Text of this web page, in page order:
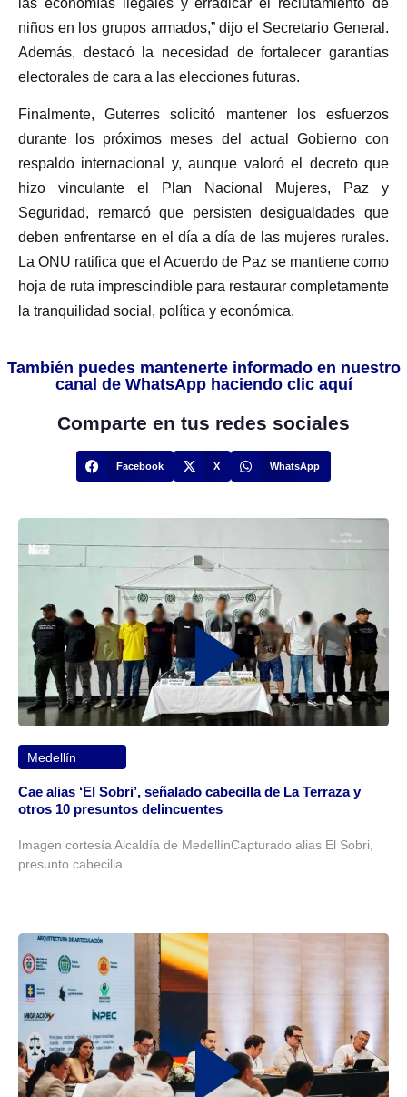
niños en los grupos armados,” dijo el Secretario General.
Además, destacó la necesidad de fortalecer garantías
electorales de cara a las elecciones futuras.
Finalmente, Guterres solicitó mantener los esfuerzos
durante los próximos meses del actual Gobierno con
respaldo internacional y, aunque valoró el decreto que
hizo vinculante el Plan Nacional Mujeres, Paz y
Seguridad, remarcó que persisten desigualdades que
deben enfrentarse en el día a día de las mujeres rurales.
La ONU ratifica que el Acuerdo de Paz se mantiene como
hoja de ruta imprescindible para restaurar completamente
la tranquilidad social, política y económica.
También puedes mantenerte informado en nuestro
canal de WhatsApp haciendo clic aquí
Comparte en tus redes sociales
Facebook X WhatsApp
Medellín
Cae alias ‘El Sobri’, señalado cabecilla de La Terraza y
otros 10 presuntos delincuentes
Imagen cortesía Alcaldía de MedellínCapturado alias El Sobri,
presunto cabecilla